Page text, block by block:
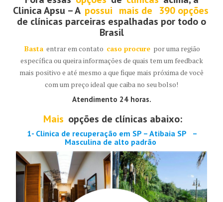
Clinica Apsu – A possui mais de
390 opções
de clínicas parceiras espalhadas por todo o
Brasil
Basta entrar em contato caso procure por uma região
específica ou queira informações de quais tem um feedback
mais positivo e até mesmo a que fique mais próxima de você
com um preço ideal que caiba no seu bolso!
Atendimento 24 horas.
Mais opções de clínicas abaixo:
1- Clinica de recuperação em SP – Atibaia SP
–
Masculina de alto padrão